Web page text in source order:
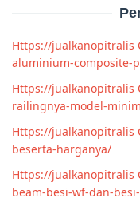
Https://jualkanopitralis
aluminium-composite-
Https://jualkanopitralis
railingnya-model-
Https://jualkanopitralis
beserta-harganya/
Https://jualkanopitralis
beam-besi-wf-dan-